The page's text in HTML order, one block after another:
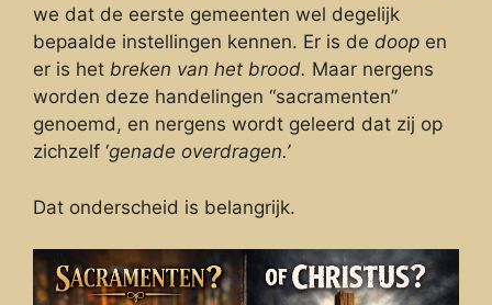
we dat de eerste gemeenten wel degelijk
bepaalde instellingen kennen. Er is de doop en
er is het breken van het brood. Maar nergens
worden deze handelingen “sacramenten”
genoemd, en nergens wordt geleerd dat zij op
zichzelf ‘genade overdragen.’
Dat onderscheid is belangrijk.